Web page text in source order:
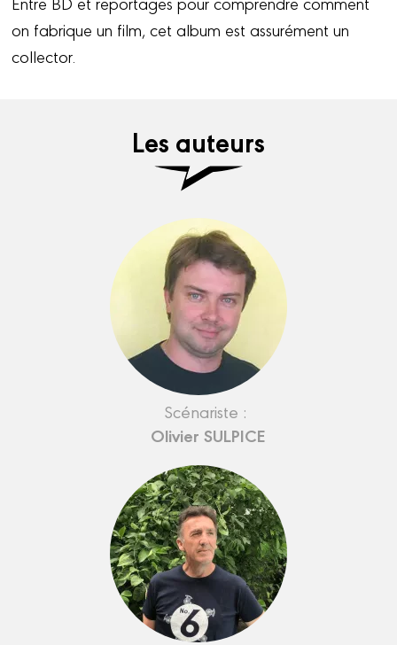
on fabrique un film, cet album est assurément un
collector.
Les auteurs
Scénariste :
Olivier SULPICE